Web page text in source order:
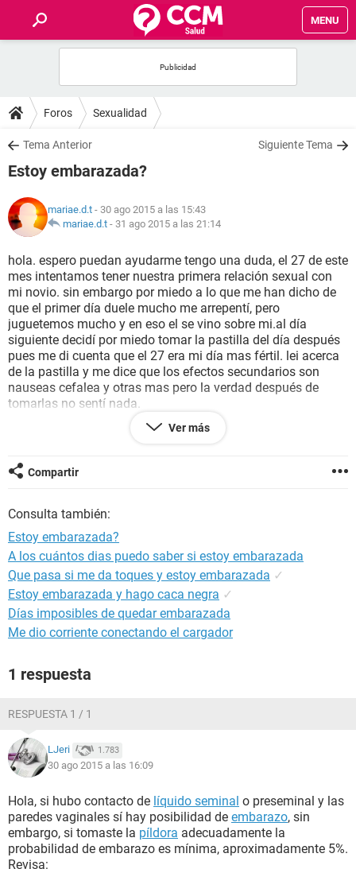
MENU
FOROS
SALUD
FAMILIA
NUTRICIÓN
BIENESTAR
SEXUALIDAD
GLOSARIO
Foros Sexualidad
Tema Anterior Siguiente Tema
Estoy embarazada?
mariae.d.t - 30 ago 2015 a las 15:43
mariae.d.t - 31 ago 2015 a las 21:14
hola. espero puedan ayudarme tengo una duda, el 27 de este
mes intentamos tener nuestra primera relación sexual con
mi novio. sin embargo por miedo a lo que me han dicho de
que el primer día duele mucho me arrepentí, pero
juguetemos mucho y en eso el se vino sobre mi.al día
siguiente decidí por miedo tomar la pastilla del día después
pues me di cuenta que el 27 era mi día mas fértil. lei acerca
de la pastilla y me dice que los efectos secundarios son
nauseas cefalea y otras mas pero la verdad después de
tomarlas no sentí nada.
mi pregunta es: puedo quedar embarazada sin coito ?
si resulta tomar la pastilla del día después en mi día fértil ?
Ver más
Compartir
Consulta también:
Estoy embarazada?
A los cuántos dias puedo saber si estoy embarazada
Que pasa si me da toques y estoy embarazada ✓
Estoy embarazada y hago caca negra ✓
Días imposibles de quedar embarazada
Me dio corriente conectando el cargador
1 respuesta
RESPUESTA 1 / 1
LJeri 1.783
30 ago 2015 a las 16:09
Hola, si hubo contacto de líquido seminal o preseminal y las
paredes vaginales sí hay posibilidad de embarazo, sin
embargo, si tomaste la píldora adecuadamente la
probabilidad de embarazo es mínima, aproximadamente 5%.
Revisa: